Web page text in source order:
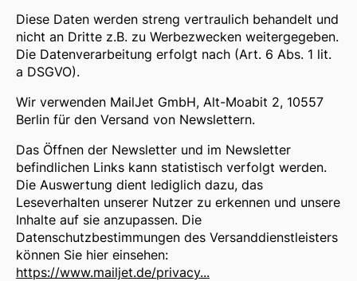
Diese Daten werden streng vertraulich behandelt und
nicht an Dritte z.B. zu Werbezwecken weitergegeben.
Die Datenverarbeitung erfolgt nach (Art. 6 Abs. 1 lit.
a DSGVO).
Wir verwenden MailJet GmbH, Alt-Moabit 2, 10557
Berlin für den Versand von Newslettern.
Das Öffnen der Newsletter und im Newsletter
befindlichen Links kann statistisch verfolgt werden.
Die Auswertung dient lediglich dazu, das
Leseverhalten unserer Nutzer zu erkennen und unsere
Inhalte auf sie anzupassen. Die
Datenschutzbestimmungen des Versanddienstleisters
können Sie hier einsehen:
https://www.mailjet.de/privacy...